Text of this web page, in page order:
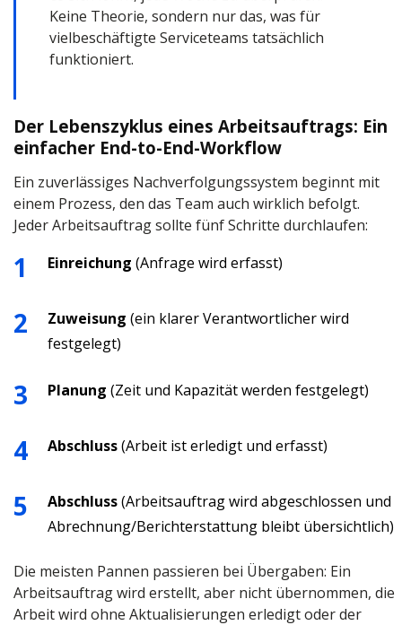
Keine Theorie, sondern nur das, was für
vielbeschäftigte Serviceteams tatsächlich
funktioniert.
Der Lebenszyklus eines Arbeitsauftrags: Ein
einfacher End-to-End-Workflow
Ein zuverlässiges Nachverfolgungssystem beginnt mit
einem Prozess, den das Team auch wirklich befolgt.
Jeder Arbeitsauftrag sollte fünf Schritte durchlaufen:
Einreichung (Anfrage wird erfasst)
Zuweisung (ein klarer Verantwortlicher wird
festgelegt)
Planung (Zeit und Kapazität werden festgelegt)
Abschluss(Arbeit ist erledigt und erfasst)
Abschluss(Arbeitsauftrag wird abgeschlossen und
Abrechnung/Berichterstattung bleibt übersichtlich)
Die meisten Pannen passieren bei Übergaben: Ein
Arbeitsauftrag wird erstellt, aber nicht übernommen, die
Arbeit wird ohne Aktualisierungen erledigt oder der